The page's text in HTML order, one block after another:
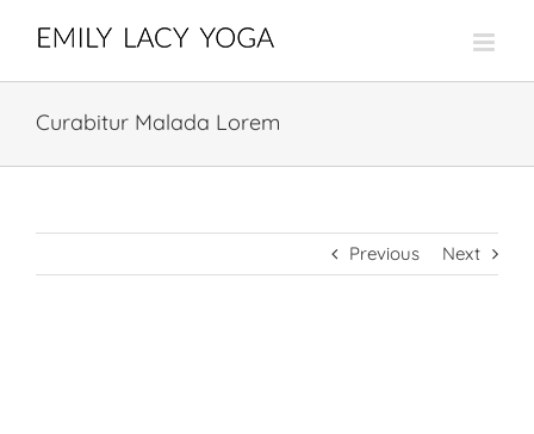
content
Curabitur Malada Lorem
Previous Next